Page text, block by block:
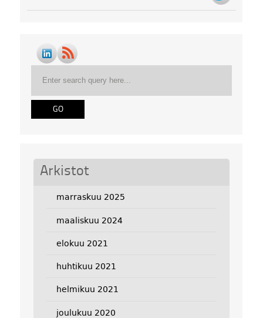
Arkistot
marraskuu 2025
maaliskuu 2024
elokuu 2021
huhtikuu 2021
helmikuu 2021
joulukuu 2020